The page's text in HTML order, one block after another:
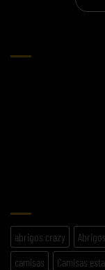
abrigos crazy
camisas
Camisas